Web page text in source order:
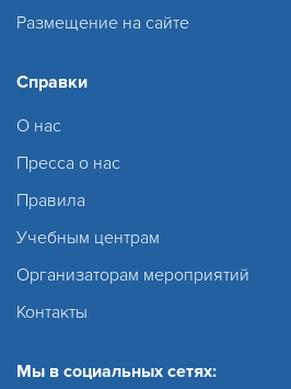
Размещение на сайте
Справки
О нас
Пресса о нас
Правила
Учебным центрам
Организаторам мероприятий
Контакты
Мы в социальных сетях: